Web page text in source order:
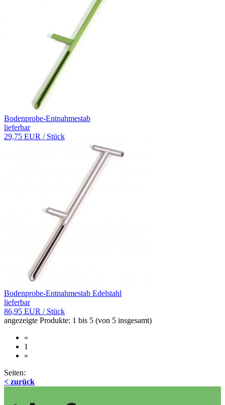
Bodenprobe-Entnahmestab
lieferbar
29,75 EUR / Stück
Bodenprobe-Entnahmestab Edelstahl
lieferbar
86,95 EUR / Stück
angezeigte Produkte: 1 bis 5 (von 5 insgesamt)
«
1
»
Seiten:
< zurück